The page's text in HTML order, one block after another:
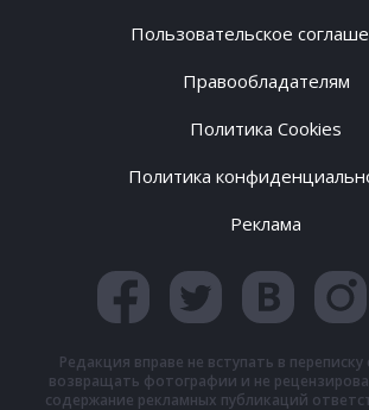
Пользовательское
Правообладателям
Политика Cookies
Политика
Реклама
Редакция вправе не вступать в
возвращать фотографии и не
содержание рекламных публикаций